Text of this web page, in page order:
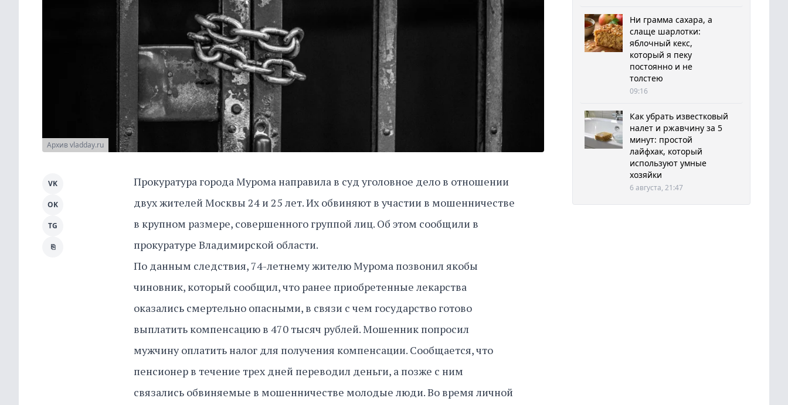
Архив vladday.ru
Прокуратура города Мурома направила в суд уголовное дело в отношении
двух жителей Москвы 24 и 25 лет. Их обвиняют в участии в мошенничестве
в крупном размере, совершенного группой лиц. Об этом сообщили в
прокуратуре Владимирской области.
По данным следствия, 74-летнему жителю Мурома позвонил якобы
чиновник, который сообщил, что ранее приобретенные лекарства
оказались смертельно опасными, в связи с чем государство готово
выплатить компенсацию в 470 тысяч рублей. Мошенник попросил
мужчину оплатить налог для получения компенсации. Сообщается, что
пенсионер в течение трех дней переводил деньги, а позже с ним
связались обвиняемые в мошенничестве молодые люди. Во время личной
VK
OK
TG
⎘
Ни грамма сахара, а
слаще шарлотки:
яблочный кекс,
который я пеку
постоянно и не
толстею
09:16
Как убрать известковый
налет и ржавчину за 5
минут: простой
лайфхак, который
используют умные
хозяйки
6 августа, 21:47